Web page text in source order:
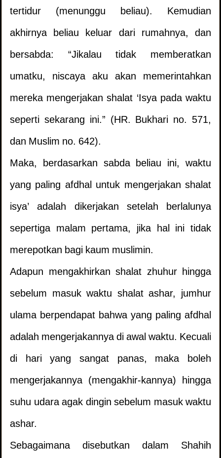
tertidur (menunggu beliau). Kemudian
akhirnya beliau keluar dari rumahnya, dan
bersabda: “Jikalau tidak memberatkan
umatku, niscaya aku akan memerintahkan
mereka mengerjakan shalat ‘Isya pada waktu
seperti sekarang ini.” (HR. Bukhari no. 571,
dan Muslim no. 642).
Maka, berdasarkan sabda beliau ini, waktu
yang paling afdhal untuk mengerjakan shalat
isya’ adalah dikerjakan setelah berlalunya
sepertiga malam pertama, jika hal ini tidak
merepotkan bagi kaum muslimin.
Adapun mengakhirkan shalat zhuhur hingga
sebelum masuk waktu shalat ashar, jumhur
ulama berpendapat bahwa yang paling afdhal
adalah mengerjakannya di awal waktu. Kecuali
di hari yang sangat panas, maka boleh
mengerjakannya (mengakhir-kannya) hingga
suhu udara agak dingin sebelum masuk waktu
ashar.
Sebagaimana disebutkan dalam Shahih